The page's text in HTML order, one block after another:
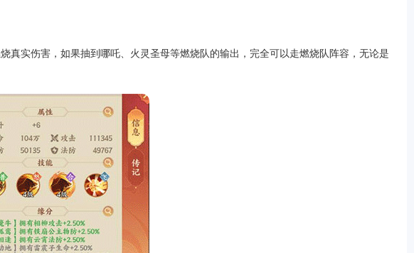
实伤害，如果抽到哪吒、火灵圣母等燃烧队的输出，完全可以走燃烧队阵容，无论是